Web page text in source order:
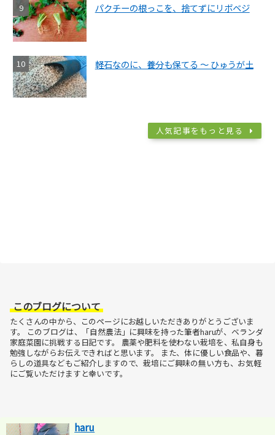
パクチーの根っこを、捨てずにリボベジ
軽石なのに、養分も保てる ～ ひゅうが土
人気記事をもっと見る
このブログについて
たくさんの中から、このページにお越しいただきありがとうございま
す。
このブログは、「自然農法」に興味を持った筆者haruが、ベランダ
家庭菜園に挑戦する日記です。
農薬や肥料を使わない栽培を、私自身も
勉強しながらお伝えできればと思います。
また、体に優しい食品や、暮
らしの道具などもご紹介しますので、栽培にご興味の無い方も、お気軽
にご覧いただけますと幸いです。
haru